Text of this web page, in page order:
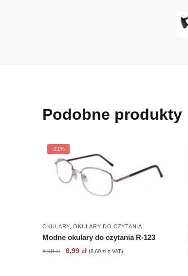
Podobne produkty
-21%
OKULARY,OKULARY DO CZYTANIA
Modne okulary do czytania R-123
8,90zł
Pierwotna
6,99złAktualna
(8,60złz VAT)